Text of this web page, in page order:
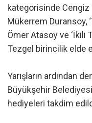
kategorisinde Cengiz
Mükerrem Duransoy,
Ömer Atasoy ve ‘İkili
Tezgel birincilik elde
Yarışların ardından
Büyükşehir
hediyeleri takdim